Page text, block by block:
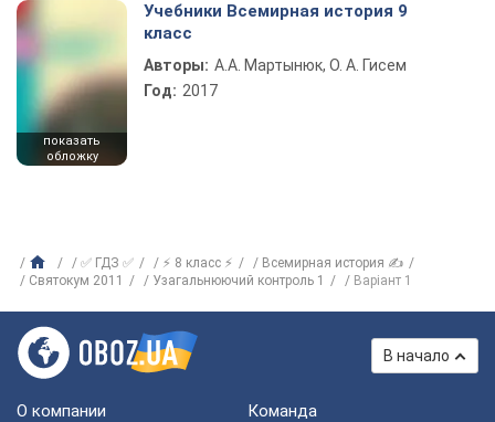
показать
обложку
Учебники Всемирная история 9
класс
Авторы: А.А. Мартынюк, О. А. Гисем
Год: 2017
✅ ГДЗ ✅ ⚡ 8 класс ⚡
Всемирная история ✍
Святокум 2011
Узагальнюючий контроль 1 Варіант 1
В начало
О компании Команда